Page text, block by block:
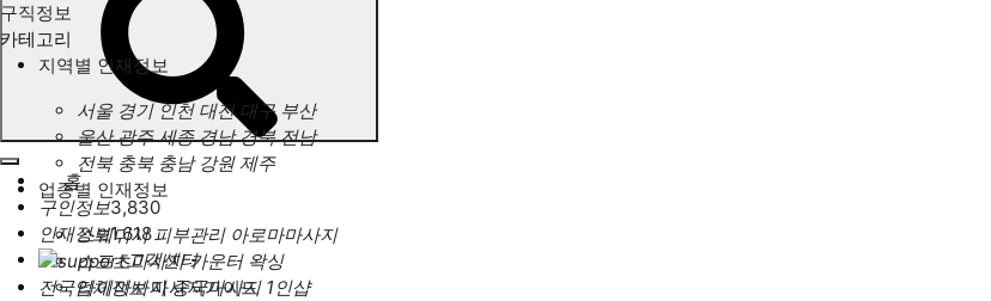
홈
구인정보3,830
인재정보1,618
고객센터
전국업체정보 마사지가이드
구직정보
카테고리
지역별 인재정보
서울 경기 인천 대전 대구 부산
울산 광주 세종 경남 경북 전남
전북 충북 충남 강원 제주
업종별 인재정보
스웨디시 피부관리 아로마마사지
스포츠마사지 카운터 왁싱
타이마사지 중국마사지 1인샵